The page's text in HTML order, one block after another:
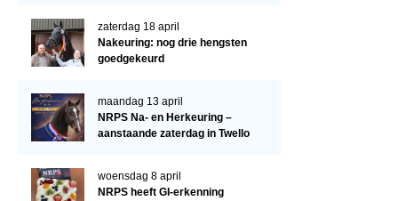
Verrichtingsonderzoek 2021-2022
Verrichtingsonderzoek 2020-2021
Verrichtingsonderzoek 2019-2020
Sport
Inloggen
zaterdag 18 april
Nakeuring: nog drie hengsten
goedgekeurd
maandag 13 april
NRPS Na- en Herkeuring –
aanstaande zaterdag in Twello
woensdag 8 april
NRPS heeft GI-erkenning